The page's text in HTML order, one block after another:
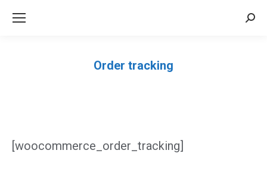
Order tracking
[woocommerce_order_tracking]